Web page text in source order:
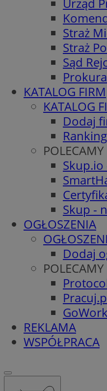
Straż
Straż
Sąd
KATALOG FIRM
KATALOG
Dodaj
POLECAMY
Skup.io
Skup -
OGŁOSZENIA
Dodaj
POLECAMY
REKLAMA
WSPÓŁPRACA